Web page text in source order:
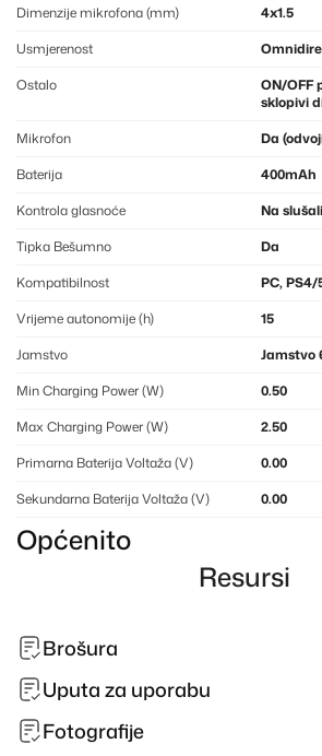
Dimenzije mikrofona (mm)
4x1.5
Usmjerenost
Ostalo
ON/OFF
sklopivi
Mikrofon
Da
Baterija
400mAh
Kontrola glasnoće
Na
Tipka Bešumno
Da
Kompatibilnost
PC, PS4/
Vrijeme autonomije (h)
15
Jamstvo
Jamstvo
Min Charging Power (W)
0.50
Max Charging Power (W)
2.50
Primarna Baterija Voltaža (V)
0.00
Sekundarna Baterija Voltaža (V)
0.00
Općenito
Resursi
Brošura
Uputa za uporabu
Fotografije